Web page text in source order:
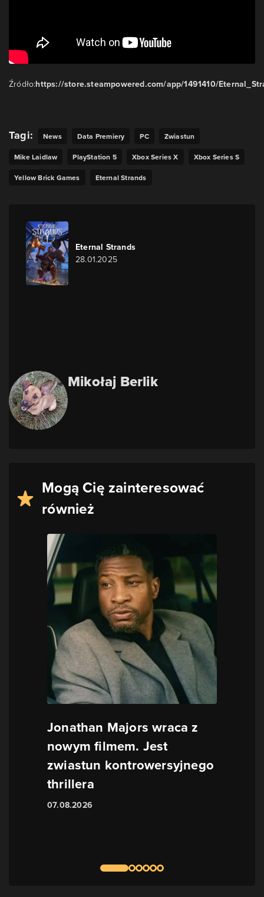
Źródło:https://store.steampowered.com/app/1491410/
Tagi: News Data Premiery PC
Zwiastun
Mike Laidlaw
PlayStation 5 Xbox Series X
Xbox Series S
Yellow Brick Games
Eternal Strands
Mikołaj Berlik
Eternal Strands
28.01.2025
Mogą Cię zainteresować
również
Jonathan Majors wraca z
nowym filmem. Jest
zwiastun kontrowersyjnego
thrillera
07.08.2026